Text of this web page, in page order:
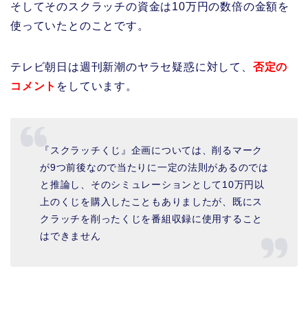
そしてそのスクラッチの資金は10万円の数倍の金額を
使っていたとのことです 。
テレビ朝日は週刊新潮のヤラセ疑惑に対して、 否定の
コメント をしています。
『スクラッチくじ』企画については、削るマーク
が9つ前後なので当たりに一定の法則があるのでは
と推論し、そのシミュレーションとして10万円以
上のくじを購入したこともありましたが、既にス
クラッチを削ったくじを番組収録に使用すること
はできません